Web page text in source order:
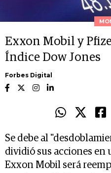
Exxon Mobil y
Índice Dow Jones
Forbes Digital
Se debe al
dividió sus acciones en
Exxon Mobil será